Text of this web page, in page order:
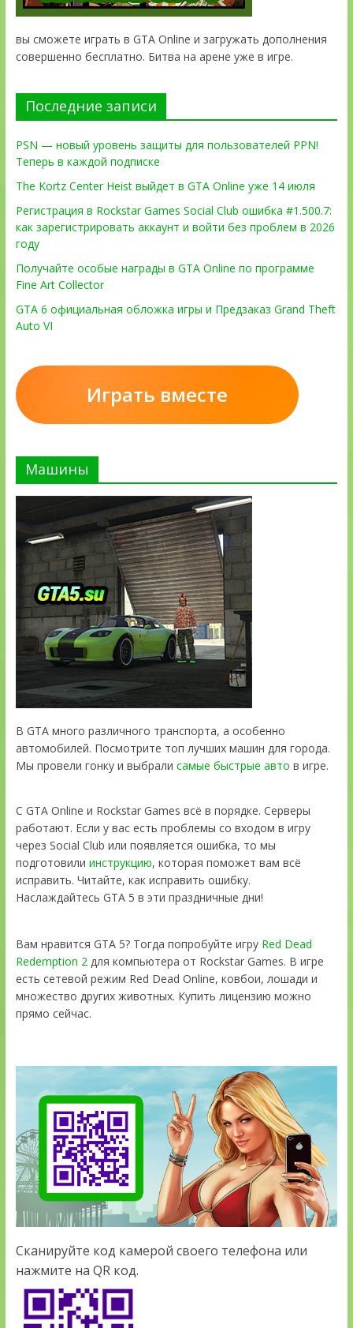
вы сможете играть в GTA Online и загружать дополнения
совершенно бесплатно. Битва на арене уже в игре.
Последние записи
PSN — новый уровень защиты для пользователей PPN!
Теперь в каждой подписке
The Kortz Center Heist выйдет в GTA Online уже 14 июля
Регистрация в Rockstar Games Social Club ошибка #1.500.7:
как зарегистрировать аккаунт и войти без проблем в 2026
году
Получайте особые награды в GTA Online по программе
Fine Art Collector
GTA 6 официальная обложка игры и Предзаказ Grand Theft
Auto VI
Играть вместе
Машины
В GTA много различного транспорта, а особенно
автомобилей. Посмотрите топ лучших машин для города.
Мы провели гонку и выбрали самые быстрые авто в игре.
С GTA Online и Rockstar Games всё в порядке. Серверы
работают. Если у вас есть проблемы со входом в игру
через Social Club или появляется ошибка, то мы
подготовили инструкцию, которая поможет вам всё
исправить. Читайте, как исправить ошибку.
Наслаждайтесь GTA 5 в эти праздничные дни!
Вам нравится GTA 5? Тогда попробуйте игру Red Dead
Redemption 2для компьютера от Rockstar Games. В игре
есть сетевой режим Red Dead Online, ковбои, лошади и
множество других животных. Купить лицензию можно
прямо сейчас.
Сканируйте код камерой своего телефона или
нажмите на QR код.